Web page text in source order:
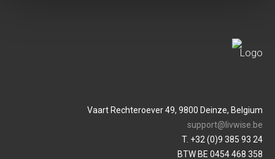
Vaart Rechteroever 49, 9800 Deinze, Belgium
support@livwise.be
T. +32 (0)9 385 93 24
BTW BE 0454 468 358